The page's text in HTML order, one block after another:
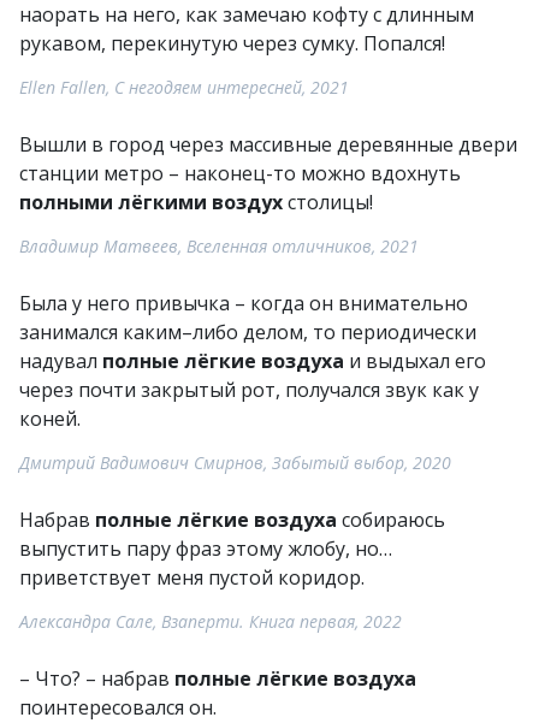
наорать на него, как замечаю кофту с длинным
рукавом, перекинутую через сумку. Попался!
Ellen Fallen, С негодяем интересней, 2021
Вышли в город через массивные деревянные двери
станции метро – наконец-то можно вдохнуть
полными лёгкими воздухстолицы!
Владимир Матвеев, Вселенная отличников, 2021
Была у него привычка – когда он внимательно
занимался каким–либо делом, то периодически
надувал полные лёгкие воздуха и выдыхал его
через почти закрытый рот, получался звук как у
коней.
Дмитрий Вадимович Смирнов, Забытый выбор, 2020
Набрав полные лёгкие воздуха собираюсь
выпустить пару фраз этому жлобу, но…
приветствует меня пустой коридор.
Александра Сале, Взаперти. Книга первая, 2022
– Что? – набрав полные лёгкие воздуха
поинтересовался он.